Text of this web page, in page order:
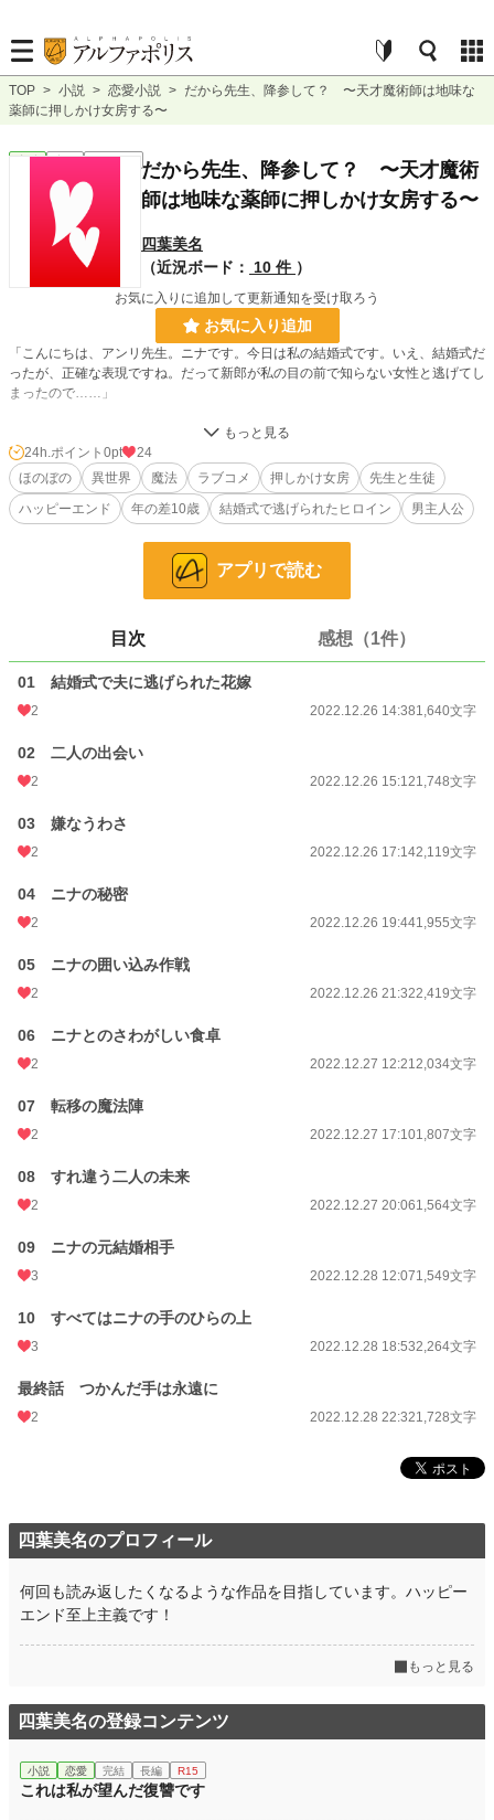
TOP > 小説 > 恋愛小説 > だから先生、降参して？ 〜天才魔術師は地味な
薬師に押しかけ女房する〜
恋愛 完結 ｼｮｰﾄｼｮｰﾄ
だから先生、降参して？ 〜天才魔術
師は地味な薬師に押しかけ女房する〜
四葉美名
（近況ボード：
10 件 ）
お気に入りに追加して更新通知を受け取ろう
お気に入り追加
「こんにちは、アンリ先生。ニナです。今日は私の結婚式です。いえ、結婚式だ
ったが、正確な表現ですね。だって新郎が私の目の前で知らない女性と逃げてし
まったので……」
数年ぶりにもらった教え子からの手紙は、結婚式で夫に逃げられたというものだ
った。その手紙に驚いていると、なんとニナは俺の家に住むというじゃないか。
突然夜中に現れたニナは、さらに驚いたことに「夫に逃げられたという噂を消す
ために、私と結婚しましょう！」と言い始めるしまつ。
自分に結婚を迫ってくるのか？ まったくわからないけど、二人の距離はどんど
世界観はゆるゆるです。
他サイトにも重複投稿しています。
小説
恋愛 66,374 位 / 66,374 件
24h.ポイント 0 pt
初回完結日時
週間ポイント 14 pt (70,247 位)
月間ポイント
年間ポイント 2,802 pt (59,096 位)
累計ポイント
24h.ポイント 0pt
24
ほのぼの
異世界 魔法 ラブコメ 押しかけ女房
先生と生徒
ハッピーエンド
年の差10歳 結婚式で逃げられたヒロイン 男主人公
アプリで読む
目次 感想（1件）
01 結婚式で夫に逃げられた花嫁
2 2022.12.26 14:381,640文字
02 二人の出会い
2 2022.12.26 15:121,748文字
03 嫌なうわさ
2 2022.12.26 17:142,119文字
04 ニナの秘密
2 2022.12.26 19:441,955文字
05 ニナの囲い込み作戦
2 2022.12.26 21:322,419文字
06 ニナとのさわがしい食卓
2 2022.12.27 12:212,034文字
07 転移の魔法陣
2 2022.12.27 17:101,807文字
08 すれ違う二人の未来
2 2022.12.27 20:061,564文字
09 ニナの元結婚相手
3 2022.12.28 12:071,549文字
10 すべてはニナの手のひらの上
3 2022.12.28 18:532,264文字
最終話 つかんだ手は永遠に
2 2022.12.28 22:321,728文字
四葉美名のプロフィール
何回も読み返したくなるような作品を目指しています。ハッピー
エンド至上主義です！
もっと見る
四葉美名の登録コンテンツ
小説 恋愛 完結 長編 R15
これは私が望んだ復讐です